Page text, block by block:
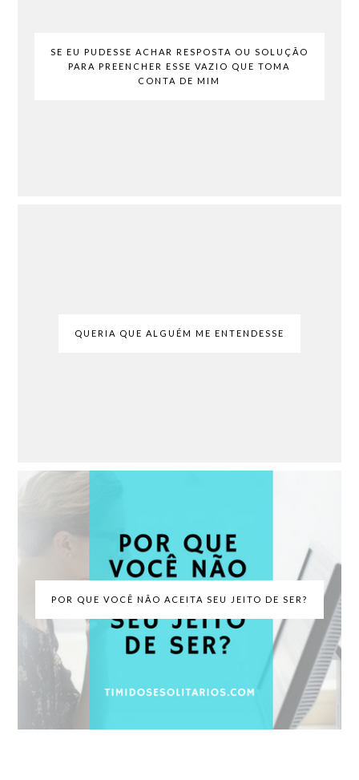
SE EU PUDESSE ACHAR RESPOSTA OU SOLUÇÃO
PARA PREENCHER ESSE VAZIO QUE TOMA
CONTA DE MIM
QUERIA QUE ALGUÉM ME ENTENDESSE
POR QUE VOCÊ NÃO ACEITA SEU JEITO DE SER?